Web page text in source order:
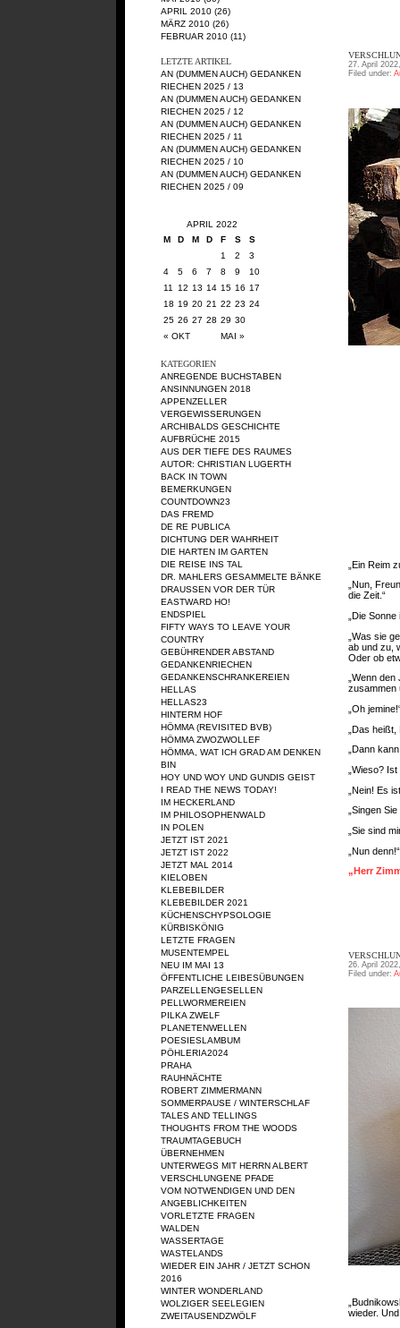
APRIL 2010 (26)
MÄRZ 2010 (26)
FEBRUAR 2010 (11)
LETZTE ARTIKEL
AN (DUMMEN AUCH) GEDANKEN
RIECHEN 2025 / 13
AN (DUMMEN AUCH) GEDANKEN
RIECHEN 2025 / 12
AN (DUMMEN AUCH) GEDANKEN
RIECHEN 2025 / 11
AN (DUMMEN AUCH) GEDANKEN
RIECHEN 2025 / 10
AN (DUMMEN AUCH) GEDANKEN
RIECHEN 2025 / 09
APRIL 2022
M
D M D F S S
« OKT MAI »
1 2
3
4
5 6 7 8 9
10
11
12 13 14 15 16 17
18 19 20 21 22 23 24
25 26 27 28 29 30
KATEGORIEN
ANREGENDE BUCHSTABEN
ANSINNUNGEN 2018
APPENZELLER
VERGEWISSERUNGEN
ARCHIBALDS GESCHICHTE
AUFBRÜCHE 2015
AUS DER TIEFE DES RAUMES
AUTOR: CHRISTIAN LUGERTH
BACK IN TOWN
BEMERKUNGEN
COUNTDOWN23
DAS FREMD
DE RE PUBLICA
DICHTUNG DER WAHRHEIT
DIE HARTEN IM GARTEN
DIE REISE INS TAL
DR. MAHLERS GESAMMELTE BÄNKE
DRAUSSEN VOR DER TÜR
EASTWARD HO!
ENDSPIEL
FIFTY WAYS TO LEAVE YOUR
COUNTRY
GEBÜHRENDER ABSTAND
GEDANKENRIECHEN
GEDANKENSCHRANKEREIEN
HELLAS
HELLAS23
HINTERM HOF
HÖMMA (REVISITED BVB)
HÖMMA ZWOZWOLLEF
HÖMMA, WAT ICH GRAD AM DENKEN
BIN
HOY UND WOY UND GUNDIS GEIST
I READ THE NEWS TODAY!
IM HECKERLAND
IM PHILOSOPHENWALD
IN POLEN
JETZT IST 2021
JETZT IST 2022
JETZT MAL 2014
KIELOBEN
KLEBEBILDER
KLEBEBILDER 2021
KÜCHENSCHYPSOLOGIE
KÜRBISKÖNIG
LETZTE FRAGEN
MUSENTEMPEL
NEU IM MAI 13
ÖFFENTLICHE LEIBESÜBUNGEN
PARZELLENGESELLEN
PELLWORMEREIEN
PILKA ZWELF
PLANETENWELLEN
POESIESLAMBUM
PÖHLERIA2024
PRAHA
RAUHNÄCHTE
ROBERT ZIMMERMANN
SOMMERPAUSE / WINTERSCHLAF
TALES AND TELLINGS
THOUGHTS FROM THE WOODS
TRAUMTAGEBUCH
ÜBERNEHMEN
UNTERWEGS MIT HERRN ALBERT
VERSCHLUNGENE PFADE
VOM NOTWENDIGEN UND DEN
ANGEBLICHKEITEN
VORLETZTE FRAGEN
WALDEN
WASSERTAGE
WASTELANDS
WIEDER EIN JAHR / JETZT SCHON
2016
WINTER WONDERLAND
WOLZIGER SEELEGIEN
ZWEITAUSENDZWÖLF
27. April
Filed under:
„Ein Reim
„Nun,
die Zeit.“
„Die
„Was sie
ab und zu,
Oder ob
„Wenn
zusammen
„Oh
„Das heißt,
„Dann
„Wieso?
„Nein! Es
„Singen
„Sie sind
„Nun denn!“
„Herr
26. April
Filed under:
wieder.